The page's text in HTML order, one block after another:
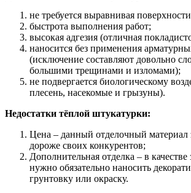
не требуется выравнивая
быстрота выполнения работ;
высокая адгезия (отличная
наносится без применения
(исключение составляют довольно
большими трещинами и изломами);
не подвергается биологическому
плесень, насекомые и грызуны).
Недостатки тёплой штукатурки:
Цена – данный отделочный материал
дороже своих конкурентов;
Дополнительная отделка – в
нужно обязательно наносить
грунтовку или окраску.